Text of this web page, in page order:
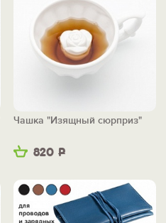
820 Р
Чашка "Изящный сюрприз"